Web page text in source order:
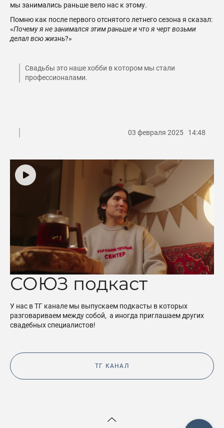
мы занимались раньше вело нас к этому.
Помню как после первого отснятого летнего сезона я сказал:
«Почему я не занимался этим раньше и что я черт возьми
делал всю жизнь?»
Свадьбы это наше хобби в котором мы стали
профессионалами.
03 февраля 2025 14:48
СОЮЗ подкаст
У нас в ТГ канале мы выпускаем подкасты в которых
разговариваем между собой, а иногда приглашаем других
свадебных специалистов!
ТГ КАНАЛ